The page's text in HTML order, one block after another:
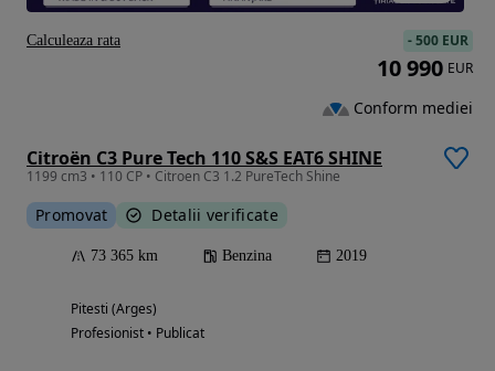
Citroën C3 Pure Tech 110 S&S EAT6 SHINE
1199 cm3 • 110 CP • Citroen C3 1.2 PureTech Shine
Promovat Detalii verificate
73 365 km Benzina 2019
Pitesti (Arges)
Profesionist • Publicat
-500 EUR
10 990 EUR
Conform mediei
Calculeaza rata